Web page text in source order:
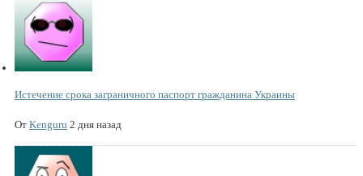
Истечение срока заграничного паспорт гражданина Украины
От Kenguru 2 дня назад